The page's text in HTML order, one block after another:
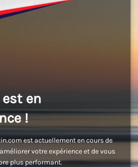
en
!
est actuellement en cours de
votre expérience et de vous
plus performant.